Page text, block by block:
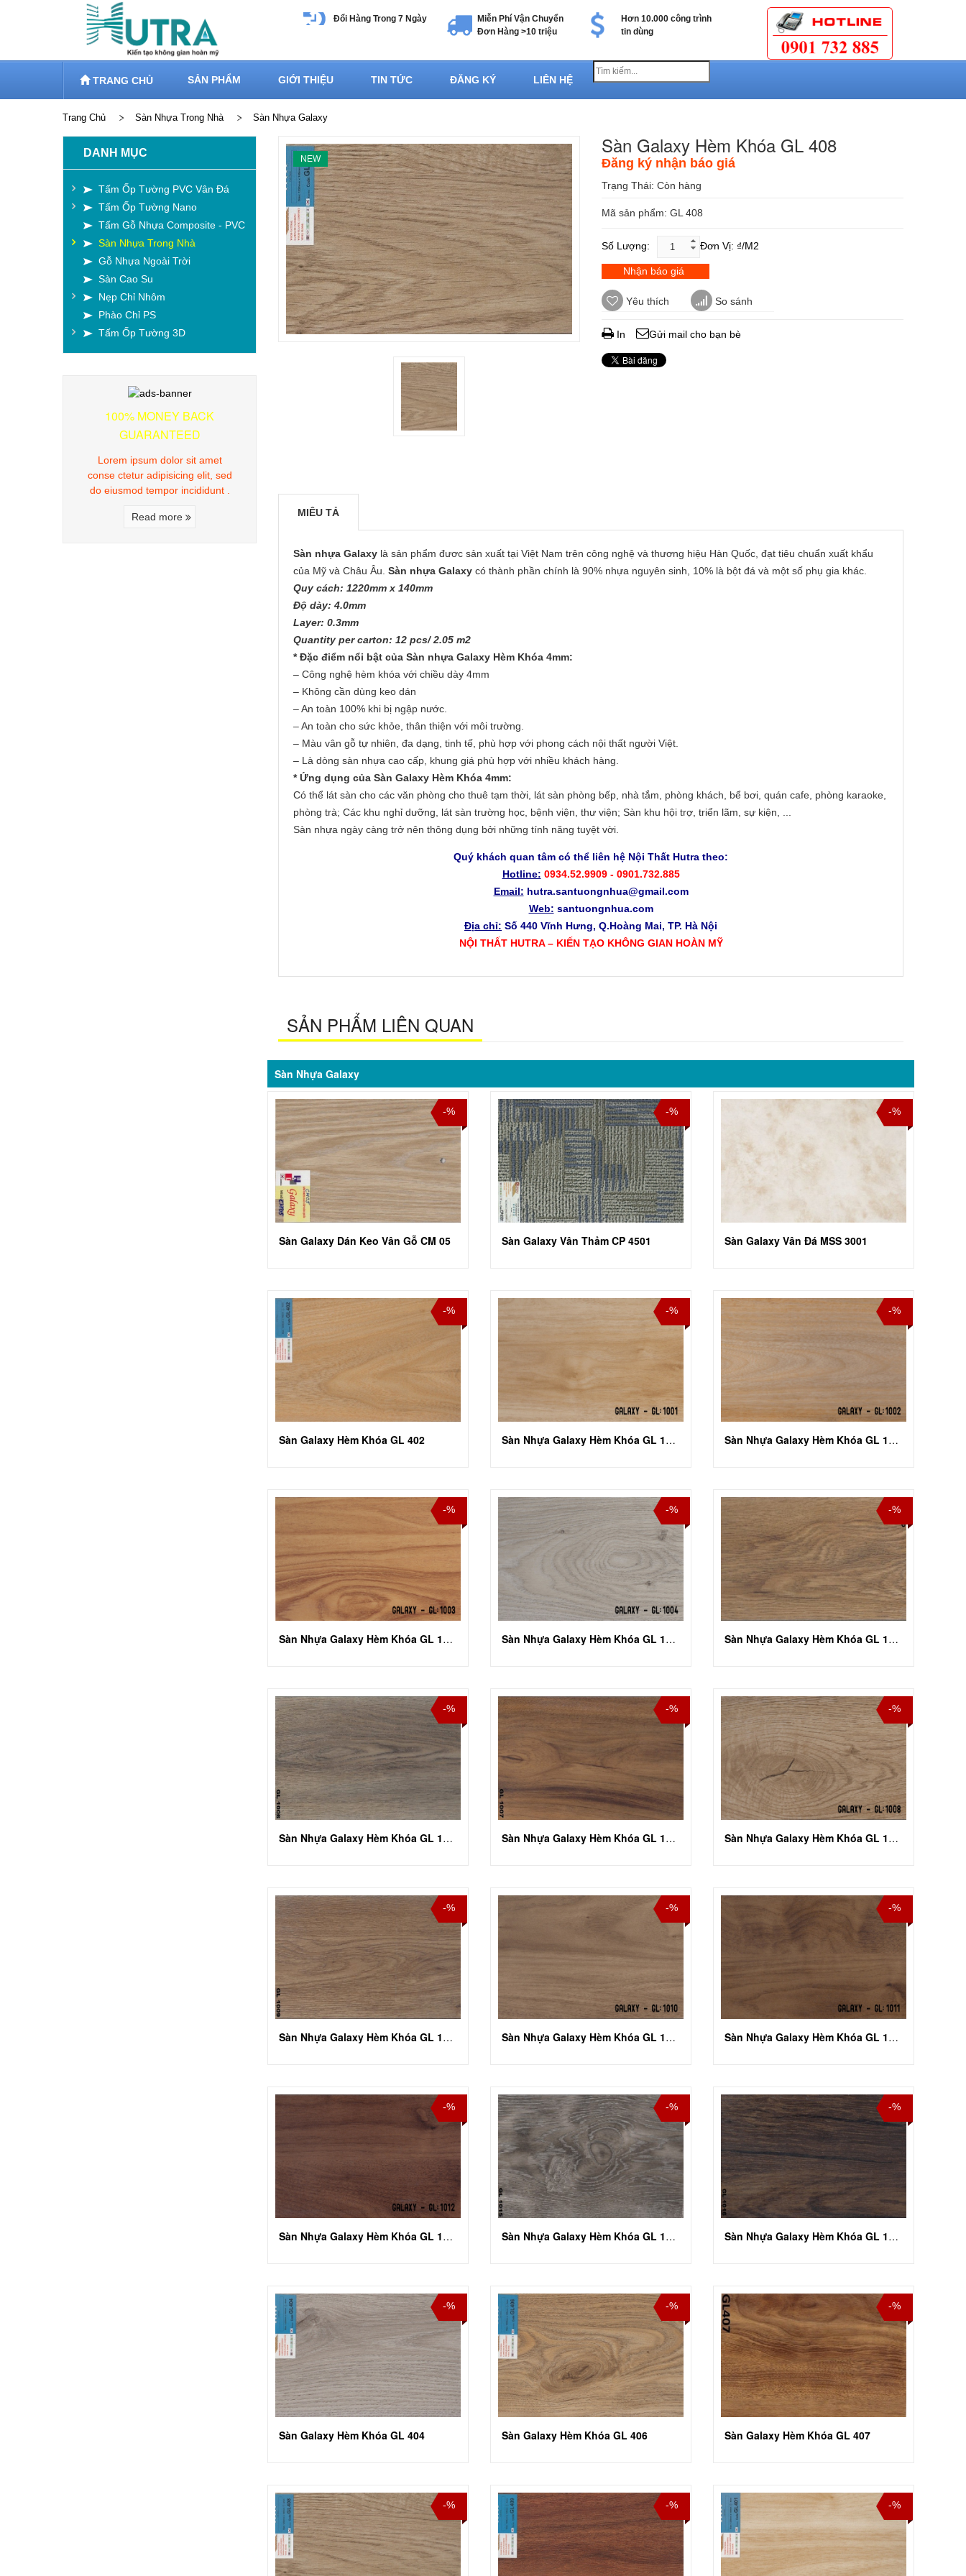
Đổi Hàng Trong 7 Ngày
Miễn Phí Vận Chuyển
Đơn Hàng >10 triệu
Hơn 10.000 công trình
tin dùng
TRANG CHỦ SẢN PHẨM GIỚI THIỆU TIN TỨC ĐĂNG KÝ LIÊN HỆ
Trang Chủ Sàn Nhựa Trong Nhà Sàn Nhựa Galaxy
NEW
Sàn Galaxy Hèm Khóa GL 408
Đăng ký nhận báo giá
Trạng Thái: Còn hàng
Mã sản phẩm: GL 408
Số Lượng: Đơn Vị: ₫/m2
Nhận báo giá
Yêu thích So sánh
In Gửi mail cho bạn bè
MIÊU TẢ
Sàn nhựa Galaxy là sản phẩm đươc sản xuất tại Việt Nam trên công nghệ và thương hiệu Hàn Quốc, đạt tiêu chuẩn xuất khẩu
của Mỹ và Châu Âu. Sàn nhựa Galaxy có thành phần chính là 90% nhựa nguyên sinh, 10% là bột đá và một số phụ gia khác.
Quy cách: 1220mm x 140mm
Độ dày: 4.0mm
Layer: 0.3mm
Quantity per carton: 12 pcs/ 2.05 m2
* Đặc điểm nổi bật của Sàn nhựa Galaxy Hèm Khóa 4mm:
– Công nghệ hèm khóa với chiều dày 4mm
– Không cần dùng keo dán
– An toàn 100% khi bị ngập nước.
– An toàn cho sức khỏe, thân thiện với môi trường.
– Màu vân gỗ tự nhiên, đa dạng, tinh tế, phù hợp với phong cách nội thất người Việt.
– Là dòng sàn nhựa cao cấp, khung giá phù hợp với nhiều khách hàng.
* Ứng dụng của Sàn Galaxy Hèm Khóa 4mm:
Có thể lát sàn cho các văn phòng cho thuê tạm thời, lát sàn phòng bếp, nhà tắm, phòng khách, bể bơi, quán cafe, phòng karaoke,
phòng trà; Các khu nghỉ dưỡng, lát sàn trường học, bệnh viện, thư viện; Sàn khu hội trợ, triển lãm, sự kiện, ...
Sàn nhựa ngày càng trở nên thông dụng bởi những tính năng tuyệt vời.
Quý khách quan tâm có thể liên hệ Nội Thất Hutra theo:
Hotline: 0934.52.9909 - 0901.732.885
Email: hutra.santuongnhua@gmail.com
Web: santuongnhua.com
Địa chỉ: Số 440 Vĩnh Hưng, Q.Hoàng Mai, TP. Hà Nội
NỘI THẤT HUTRA – KIẾN TẠO KHÔNG GIAN HOÀN MỸ
SẢN PHẨM LIÊN QUAN
Sàn Nhựa Galaxy
-%
Sàn Galaxy Dán Keo Vân Gỗ CM 05
-%
Sàn Galaxy Vân Thảm CP 4501
-%
Sàn Galaxy Vân Đá MSS 3001
-%
Sàn Galaxy Hèm Khóa GL 402
-%
Sàn Nhựa Galaxy Hèm Khóa GL 1001
-%
Sàn Nhựa Galaxy Hèm Khóa GL 1002
-%
Sàn Nhựa Galaxy Hèm Khóa GL 1003
-%
Sàn Nhựa Galaxy Hèm Khóa GL 1004
-%
Sàn Nhựa Galaxy Hèm Khóa GL 1005
-%
Sàn Nhựa Galaxy Hèm Khóa GL 1006
-%
Sàn Nhựa Galaxy Hèm Khóa GL 1007
-%
Sàn Nhựa Galaxy Hèm Khóa GL 1008
-%
Sàn Nhựa Galaxy Hèm Khóa GL 1009
-%
Sàn Nhựa Galaxy Hèm Khóa GL 1010
-%
Sàn Nhựa Galaxy Hèm Khóa GL 1011
-%
Sàn Nhựa Galaxy Hèm Khóa GL 1012
-%
Sàn Nhựa Galaxy Hèm Khóa GL 1015
-%
Sàn Nhựa Galaxy Hèm Khóa GL 1016
-%
Sàn Galaxy Hèm Khóa GL 404
-%
Sàn Galaxy Hèm Khóa GL 406
-%
Sàn Galaxy Hèm Khóa GL 407
-% -% -%
DANH MỤC
Tấm Ốp Tường PVC Vân Đá
Tấm Ốp Tường Nano
Tấm Gỗ Nhựa Composite - PVC
Sàn Nhựa Trong Nhà
Gỗ Nhựa Ngoài Trời
Sàn Cao Su
Nẹp Chỉ Nhôm
Phào Chỉ PS
Tấm Ốp Tường 3D
100% MONEY BACK
GUARANTEED
Lorem ipsum dolor sit amet
conse ctetur adipisicing elit, sed
do eiusmod tempor incididunt .
Read more